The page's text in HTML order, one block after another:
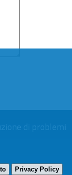
Privacy Policy
di problemi